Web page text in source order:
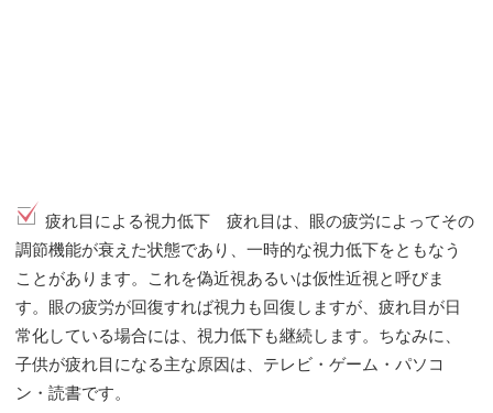
疲れ目による視力低下 疲れ目は、眼の疲労によってその
調節機能が衰えた状態であり、一時的な視力低下をともなう
ことがあります。これを偽近視あるいは仮性近視と呼びま
す。眼の疲労が回復すれば視力も回復しますが、疲れ目が日
常化している場合には、視力低下も継続します。ちなみに、
子供が疲れ目になる主な原因は、テレビ・ゲーム・パソコ
ン・読書です。